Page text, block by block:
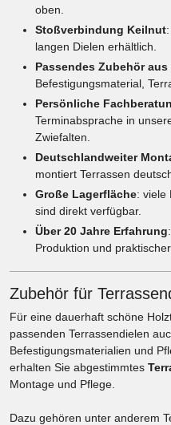
oben.
Stoßverbindung Keilnut
langen Dielen erhältlich.
Passendes Zubehör aus
Befestigungsmaterial,
Persönliche
Terminabsprache in
Zwiefalten.
Deutschlandweiter
montiert Terrassen
Große Lagerfläche: viele
sind direkt verfügbar.
Über 20 Jahre Erfahrung
Produktion und
Zubehör für
Für eine dauerhaft schöne
passenden Terrassendielen
Befestigungsmaterialien und
erhalten Sie abgestimmtes
Montage und Pflege.
Dazu gehören unter anderem